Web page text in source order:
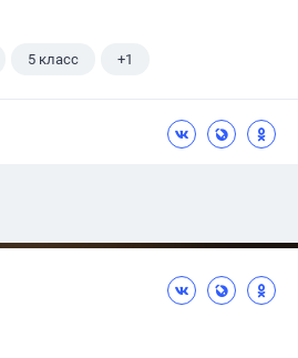
5 класс +1